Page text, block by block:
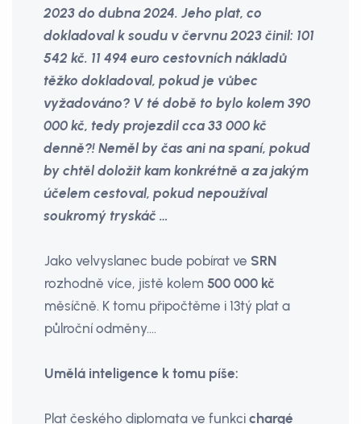
2023 do dubna 2024. Jeho plat, co
dokladoval k soudu v červnu 2023 činil: 101
542 kč. 11 494 euro cestovních nákladů
těžko dokladoval, pokud je vůbec
vyžadováno? V té době to bylo kolem 390
000 kč, tedy projezdil cca 33 000 kč
denně?! Neměl by čas ani na spaní, pokud
by chtěl doložit kam konkrétně a za jakým
účelem cestoval, pokud nepoužíval
soukromý tryskáč …
Jako velvyslanec bude pobírat ve SRN
rozhodně více, jistě kolem 500 000 kč
měsíčně. K tomu připočtěme i 13tý plat a
půlroční odměny….
Umělá inteligence k tomu píše:
Plat českého diplomata ve funkci chargé